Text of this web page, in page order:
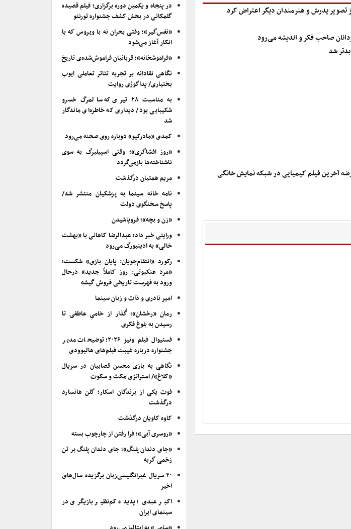
تصویر پدرش و هنرمندان دیگر اعتراض کرد
صاحب فکر و اندیشه می‌رود
شد
آخرین فیلم کیمیایی در شبکه نمایش خانگی
در پنجاه و یکمین دوره برگزاری؛ فیلم قصیده
گلمکانی در بخش کشف جشنواره تورنتو
«نفس‌گیر»؛ وقتی بحران نه با ویروس که با
انکار آغاز می‌شود
«فراموشخانه»؛ قربانیان فراموش‌شده‌ی تاریخ
نگاهی نقادانه بر تجربه تئاتر تعاملی ایوب
بختیاری/ پداگوژی روایت
به مناسبت ۲۸ تیری که سالمرگ خسرو
شکیبایی بود/ دیداری که خاطره‌ای ماندگار
شد
کمدی «مادرکیو» دوباره روی صحنه می‌رود
«روز افشاگری»؛ وقتی اسپیلبرگ به سوی
ناشناخته‌ها بازمی‌گردد
مریم همتیان درگذشت
نامه خانه سینما به پزشکیان منتشر شد/
پاسخ سخنگوی دولت
«زن و بچه»؛ فروپاشیدن
ورایتی خبر داد؛ عبدالرضا کاهانی با «بهشت
خالی» به ادینبورگ می‌رود
رکورد «انتقام‌جویان: پایان بازی» شکست؛
«مرد عنکبوتی: روز کاملاً جدید» درحال
ورود به فهرست تاریخی فروش گیشه
امیر نادری و ذات و زبان سینما
رمان «رخشان»؛ گُذار از خامیِ عاطفی تا
رسیدن به بلوغ فکری
فستیوال فیلم ونیز ۲۰۲۶؛ توضیحات مدیر
جشنواره درباره غیبت فیلم‌های هالیوودی
نگاهی به بازی محسن قصابیان در سریال
«کلاغ»/ استراتژی مکث و سکوت
فوت یکی از برندگان اسکار؛ گلن هانسارد
درگذشت
کاوه کاویان درگذشت
«روسری آبی»؛ فرا رفتن از چارچوب بسته
«جای دندان پلنگ»؛ جای دندان پلنگ بر تن
زخمی گربه
۲۰ سریال غیرانگلیسی‌زبان برگزیده سال‌های
اخیر
اکبر عبدی؛ پدیده کم‌نظیر بازیگری در
سینمای ایران